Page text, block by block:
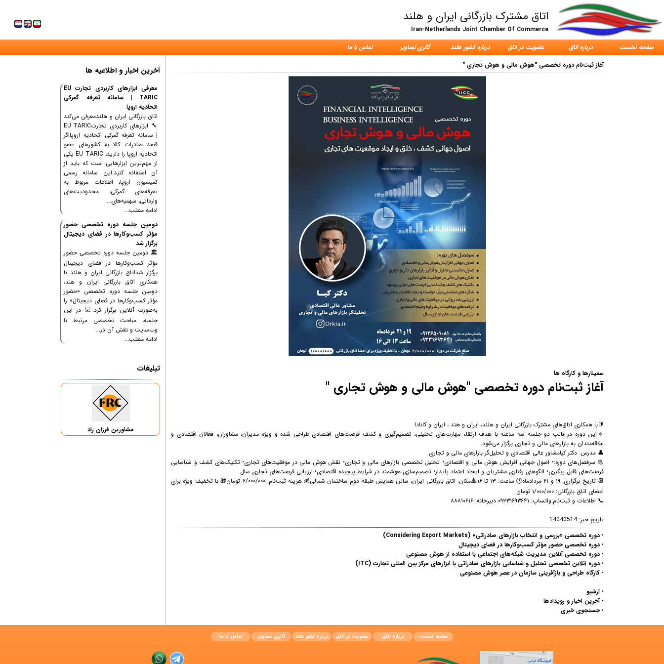
اتاق مشترک بازرگانی ایران و هلند
Iran-Netherlands Joint Chamber Of Commerce
صفحه نخست
درباره اتاق عضویت در اتاق درباره کشور هلند گالری تصاویر
تماس با ما
آغاز ثبت‌نام دوره تخصصی "هوش مالی و هوش تجاری "
سمینارها و کارگاه ها
آغاز ثبت‌نام دوره تخصصی "هوش مالی و هوش تجاری "
🔰با همکاری اتاق‌های مشترک بازرگانی ایران و هلند، ایران و هند ، ایران و کانادا
🔹این دوره در قالب دو جلسه سه ساعته با هدف ارتقاء مهارت‌های تحلیلی، تصمیم‌گیری و کشف فرصت‌های اقتصادی طراحی شده و ویژه مدیران، مشاوران، فعالان اقتصادی و
علاقه‌مندان به بازارهای مالی و تجاری برگزار می‌شود.
👤 مدرس: دکتر کیامشاور عالی اقتصادی و تحلیل‌گر بازارهای مالی و تجاری
📃 سرفصل‌های دوره:• اصول جهانی افزایش هوش مالی و اقتصادی• تحلیل تخصصی بازارهای مالی و تجاری• نقش هوش مالی در موفقیت‌های تجاری• تکنیک‌های کشف و شناسایی
فرصت‌های قابل پیگیری• الگوهای رفتاری مشتریان و ایجاد اعتماد پایدار• تصمیم‌سازی هوشمند در شرایط پیچیده اقتصادی• ارزیابی فرصت‌های تجاری سال
📆 تاریخ برگزاری: ۱۹ و ۲۱ مردادماه
🕐 ساعت: ۱۳ تا ۱۶ 🔺مکان: اتاق بازرگانی ایران، سالن همایش طبقه دوم ساختمان شمالی💰 هزینه ثبت‌نام: ۲/۰۰۰/۰۰۰ تومان
🎁 با تخفیف ویژه برای
اعضای اتاق بازرگانی: ۱/۰۰۰/۰۰۰ تومان
📞 اطلاعات و ثبت‌نام:واتساپ: ۰۹۳۳۱۶۹۳۶۴۱
دبیرخانه: ۸۸۸۱۰۶۱۶
تاریخ خبر:14040514
• دوره تخصصی «بررسی و انتخاب بازارهای صادراتی» (Considering Export Markets)
• دوره تخصصی حضور مؤثر کسب‌وکارها در فضای دیجیتال
• دوره تخصصی آنلاین مدیریت شبکه‌های اجتماعی با استفاده از هوش مصنوعی
• دوره آنلاین تخصصی تحلیل و شناسایی بازارهای صادراتی با ابزارهای مرکز بین المللی تجارت (ITC)
• کارگاه طراحی و بازآفرینی سازمان در عصر هوش مصنوعی
• آرشیو
• آخرین اخبار و رویدادها
•جستجوی خبری
آخرین اخبار و اطلاعیه ها
معرفی ابزارهای کاربردی تجارت EU
TARIC | سامانه تعرفه گمرکی
اتحادیه اروپا
اتاق بازرگانی ایران و هلندمعرفی می‌کند
🔧 ابزارهای کاربردی تجارتEU TARIC
| سامانه تعرفه گمرکی اتحادیه اروپااگر
قصد صادرات کالا به کشورهای عضو
اتحادیه اروپا را دارید، EU TARIC یکی
از مهم‌ترین ابزارهایی است که باید از
آن استفاده کنید.این سامانه رسمی
کمیسیون اروپا، اطلاعات مربوط به
تعرفه‌های گمرکی، محدودیت‌های
وارداتی، سهمیه‌های...
ادامه مطلب...
دومین جلسه دوره تخصصی حضور
مؤثر کسب‌وکارها در فضای دیجیتال
برگزار شد
🏛 دومین جلسه دوره تخصصی حضور
مؤثر کسب‌وکارها در فضای دیجیتال
برگزار شداتاق بازرگانی ایران و هلند با
همکاری اتاق بازرگانی ایران و هند،
دومین جلسه دوره تخصصی «حضور
مؤثر کسب‌وکارها در فضای دیجیتال» را
به‌صورت آنلاین برگزار کرد.💻 در این
جلسه، مباحث تخصصی مرتبط با
وب‌سایت و نقش آن در...
ادامه مطلب...
تبلیغات
مشاورین فرزان راد
صفحه نخست درباره اتاق عضویت در اتاق درباره کشور هلند گالری تصاویر تماس با ما